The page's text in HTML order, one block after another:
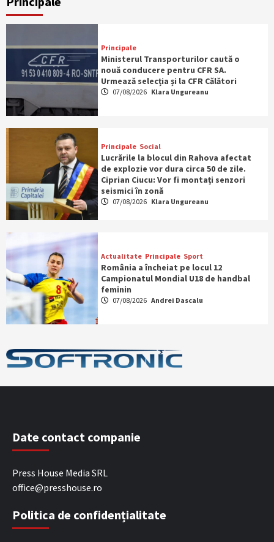
Principale
Ministerul Transporturilor caută o
nouă conducere pentru CFR SA.
Urmează selecția și la CFR Călători
07/08/2026 Klara Ungureanu
Principale Social
Lucrările la blocul din Rahova afectat
de explozie vor dura circa 50 de zile.
Ciprian Ciucu: Vor fi montați senzori
seismici în zonă
07/08/2026 Klara Ungureanu
Actualitate Principale Sport
România a încheiat pe locul 12
Campionatul Mondial U18 de handbal
feminin
07/08/2026 Andrei Dascalu
Date contact companie
Press House Media SRL
office@presshouse.ro
Politica de confidențialitate